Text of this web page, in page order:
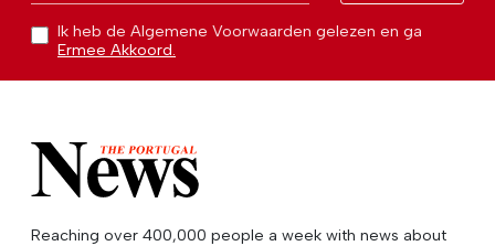
Ik heb de Algemene Voorwaarden gelezen en ga
Ermee Akkoord.
Reaching over 400,000 people a week with news about